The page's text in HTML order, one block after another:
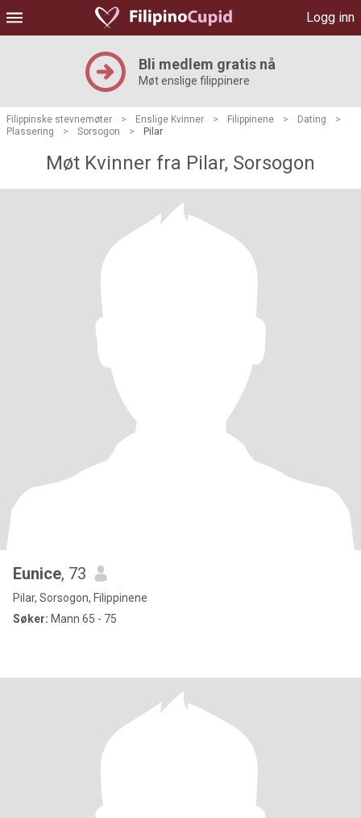
Logg inn
Bli medlem gratis nå
Møt enslige filippinere
Filippinske stevnemøter > Enslige Kvinner > Filippinene > Dating
>
Plassering
> Sorsogon > Pilar
Møt Kvinner fra Pilar, Sorsogon
Eunice, 73
Pilar, Sorsogon, Filippinene
Søker: Mann 65 - 75